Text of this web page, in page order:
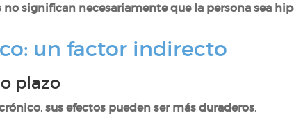
significan necesariamente que la persona sea
un factor indirecto
plazo
, sus efectos pueden ser más duraderos.